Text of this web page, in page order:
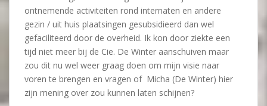
ontnemende activiteiten rond internaten en andere
gezin / uit huis plaatsingen gesubsidieerd dan wel
gefaciliteerd door de overheid. Ik kon door ziekte een
tijd niet meer bij de Cie. De Winter aanschuiven maar
zou dit nu wel weer graag doen om mijn visie naar
voren te brengen en vragen of Micha (De Winter) hier
zijn mening over zou kunnen laten schijnen?